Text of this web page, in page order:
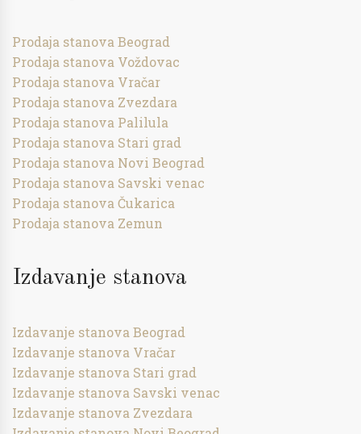
Prodaja stanova Beograd
Prodaja stanova Voždovac
Prodaja stanova Vračar
Prodaja stanova Zvezdara
Prodaja stanova Palilula
Prodaja stanova Stari grad
Prodaja stanova Novi Beograd
Prodaja stanova Savski venac
Prodaja stanova Čukarica
Prodaja stanova Zemun
Izdavanje stanova
Izdavanje stanova Beograd
Izdavanje stanova Vračar
Izdavanje stanova Stari grad
Izdavanje stanova Savski venac
Izdavanje stanova Zvezdara